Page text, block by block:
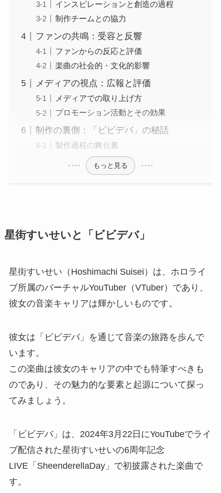
インスピレーションと創造の過程
制作チームとの協力
ファンの共鳴：受容と反響
ファンからの反応と評価
楽曲の社会的・文化的影響
メディアの視点：広報と評価
メディアでの取り上げ方
プロモーション活動とその効果
制作の裏側：「ビビデバ」の秘話
製作過程の舞台裏
もっと見る
星街すいせいと「ビビデバ」
星街すいせい（Hoshimachi Suisei）は、ホロライ
ブ所属のバーチャルYouTuber（VTuber）であり、
彼女の音楽キャリアは輝かしいものです。
彼女は「ビビデバ」を通じて音楽の旅路を歩んで
います。
この楽曲は彼女のキャリアの中でも特筆すべきも
のであり、その魅力的な要素と起源について探っ
てみましょう。
「ビビデバ」は、2024年3月22日にYouTubeでライ
ブ配信された星街すいせいの6周年記念
LIVE「SheenderellaDay」で初披露された楽曲で
す。